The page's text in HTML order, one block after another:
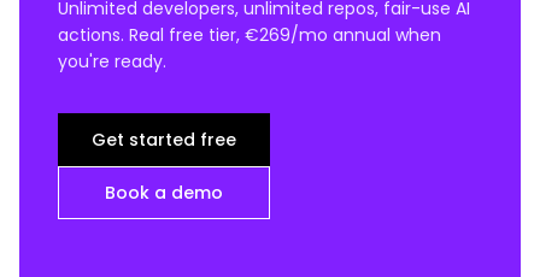
Unlimited developers, unlimited repos, fair-use AI
actions. Real free tier, €269/mo annual when
you're ready.
Get started free
Book a demo